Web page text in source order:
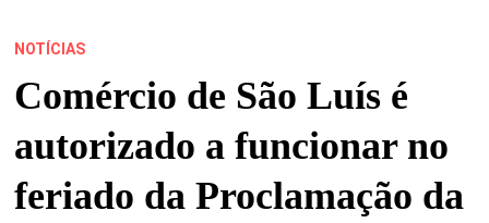
NOTÍCIAS
Comércio de São Luís é
autorizado a funcionar no
feriado da Proclamação da